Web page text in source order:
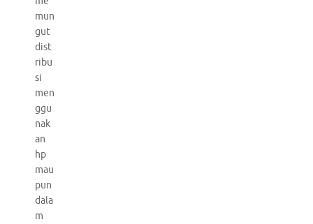
mun
gut
dist
ribu
si
men
ggu
nak
an
hp
mau
pun
dala
m